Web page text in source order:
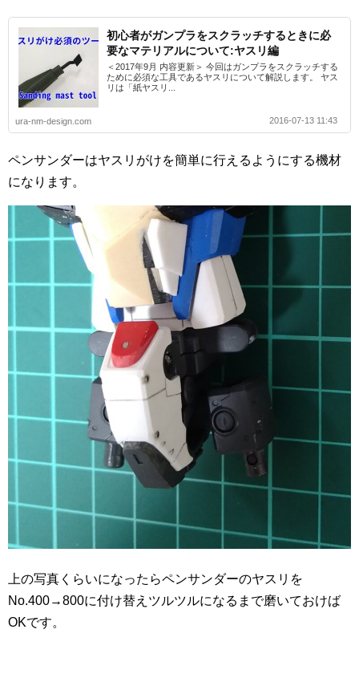
初心者がガンプラをスクラッチするときに必
要なマテリアルについて:ヤスリ編
＜2017年9月 内容更新＞ 今回はガンプラをスクラッチする
ために必須な工具であるヤスリについて解説します。 ヤス
リは「紙ヤスリ...
ura-nm-design.com 2016-07-13 11:43
ペンサンダーはヤスリがけを簡単に行えるようにする機材
になります。
上の写真くらいになったらペンサンダーのヤスリを
No.400→800に付け替えツルツルになるまで磨いておけば
OKです。